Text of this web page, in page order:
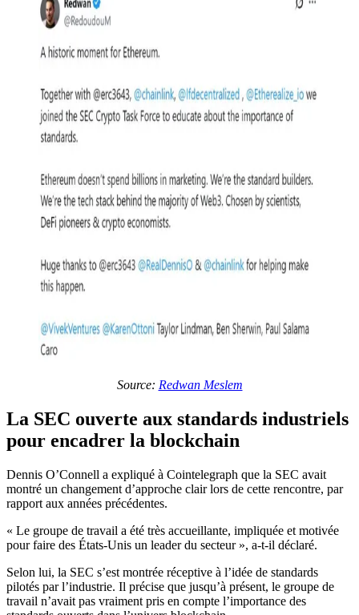
Source: Redwan Meslem
La SEC ouverte aux standards industriels
pour encadrer la blockchain
Dennis O’Connell a expliqué à Cointelegraph que la SEC avait
montré un changement d’approche clair lors de cette rencontre, par
rapport aux années précédentes.
« Le groupe de travail a été très accueillante, impliquée et motivée
pour faire des États-Unis un leader du secteur », a-t-il déclaré.
Selon lui, la SEC s’est montrée réceptive à l’idée de standards
pilotés par l’industrie. Il précise que jusqu’à présent, le groupe de
travail n’avait pas vraiment pris en compte l’importance des